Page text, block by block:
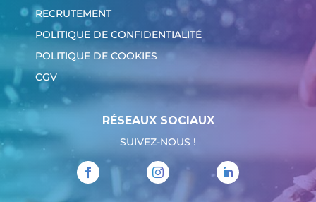
RECRUTEMENT
POLITIQUE DE CONFIDENTIALITÉ
POLITIQUE DE COOKIES
CGV
RÉSEAUX SOCIAUX
SUIVEZ-NOUS !